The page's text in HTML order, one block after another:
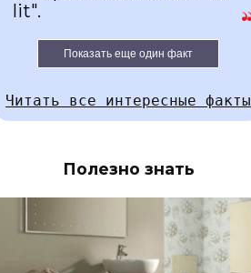
lit".
Показать еще один факт
Читать все интересные факты
Полезно знать